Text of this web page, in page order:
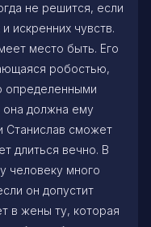
не решится, если
искренних чувств.
место быть. Его
робостью,
определенными
она должна ему
Станислав сможет
длиться вечно. В
человеку много
он допустит
в жены ту, которая